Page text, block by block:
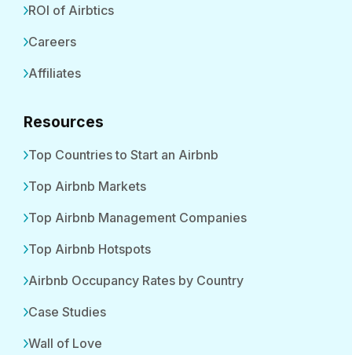
ROI of Airbtics
Careers
Affiliates
Resources
Top Countries to Start an Airbnb
Top Airbnb Markets
Top Airbnb Management Companies
Top Airbnb Hotspots
Airbnb Occupancy Rates by Country
Case Studies
Wall of Love